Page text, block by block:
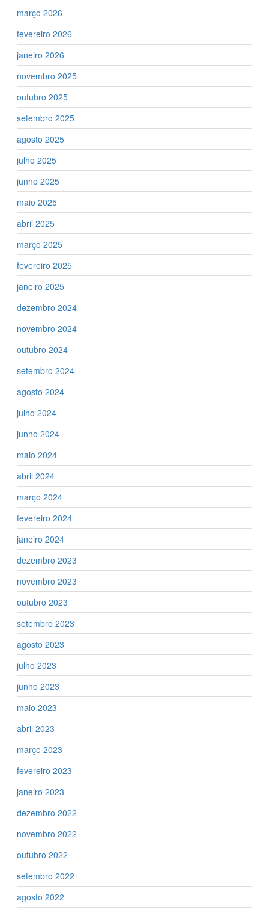
março 2026
fevereiro 2026
janeiro 2026
novembro 2025
outubro 2025
setembro 2025
agosto 2025
julho 2025
junho 2025
maio 2025
abril 2025
março 2025
fevereiro 2025
janeiro 2025
dezembro 2024
novembro 2024
outubro 2024
setembro 2024
agosto 2024
julho 2024
junho 2024
maio 2024
abril 2024
março 2024
fevereiro 2024
janeiro 2024
dezembro 2023
novembro 2023
outubro 2023
setembro 2023
agosto 2023
julho 2023
junho 2023
maio 2023
abril 2023
março 2023
fevereiro 2023
janeiro 2023
dezembro 2022
novembro 2022
outubro 2022
setembro 2022
agosto 2022